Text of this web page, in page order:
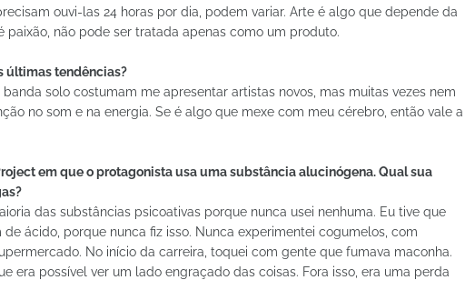
ouvi-las 24 horas por dia, podem variar. Arte é algo que depende da
paixão, não pode ser tratada apenas como um produto.
últimas tendências?
solo costumam me apresentar artistas novos, mas muitas vezes nem
no som e na energia. Se é algo que mexe com meu cérebro, então vale a
em que o protagonista usa uma substância alucinógena. Qual sua
das substâncias psicoativas porque nunca usei nenhuma. Eu tive que
ácido, porque nunca fiz isso. Nunca experimentei cogumelos, com
No início da carreira, toquei com gente que fumava maconha.
era possível ver um lado engraçado das coisas. Fora isso, era uma perda